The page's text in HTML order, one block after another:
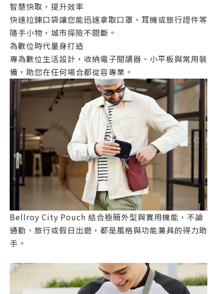
智慧快取，提升效率
快速拉鍊口袋讓您能迅速拿取口罩、耳機或旅行證件等
隨手小物，城市探險不間斷。
為數位時代量身打造
專為數位生活設計，收納電子閱讀器、小平板與常用裝
備，助您在任何場合都從容專業。
Bellroy City Pouch 結合極簡外型與實用機能，不論
通勤、旅行或假日出遊，都是風格與功能兼具的得力助
手。